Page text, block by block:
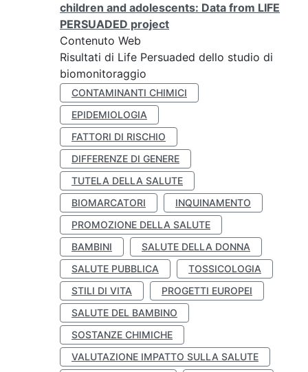
children and adolescents: Data from LIFE
PERSUADED project
Contenuto Web
Risultati di Life Persuaded dello studio di
biomonitoraggio
CONTAMINANTI CHIMICI
EPIDEMIOLOGIA
FATTORI DI RISCHIO
DIFFERENZE DI GENERE
TUTELA DELLA SALUTE
BIOMARCATORI
INQUINAMENTO
PROMOZIONE DELLA SALUTE
BAMBINI
SALUTE DELLA DONNA
SALUTE PUBBLICA
TOSSICOLOGIA
STILI DI VITA
PROGETTI EUROPEI
SALUTE DEL BAMBINO
SOSTANZE CHIMICHE
VALUTAZIONE IMPATTO SULLA SALUTE